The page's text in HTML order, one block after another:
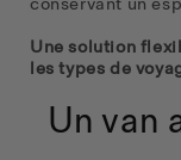
conservant un
Une solution
les types de
Un van